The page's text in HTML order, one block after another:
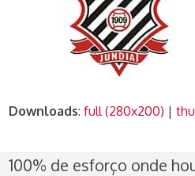
Downloads:full (280x200) |
100% de esforço onde